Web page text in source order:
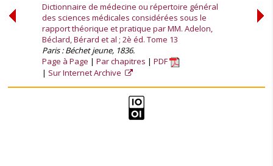
Dictionnaire de médecine ou répertoire général
des sciences médicales considérées sous le
rapport théorique et pratique par MM. Adelon,
Béclard, Bérard et al ; 2è éd. Tome 13
Paris : Béchet jeune, 1836.
Page à Page
Par chapitres
PDF
Sur Internet Archive